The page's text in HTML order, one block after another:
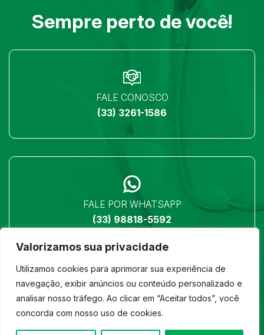
Valorizamos sua privacidade
Utilizamos cookies para aprimorar sua experiência de
navegação, exibir anúncios ou conteúdo personalizado e
analisar nosso tráfego. Ao clicar em “Aceitar todos”, você
concorda com nosso uso de cookies.
Sempre perto de você!
FALE CONOSCO
(33) 3261-1586
FALE POR WHATSAPP
(33) 98818-5592
LOCALIZAÇÃO